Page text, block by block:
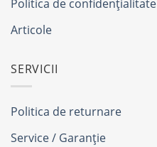
Politica de confidențialitate
Articole
SERVICII
Politica de returnare
Service / Garanție